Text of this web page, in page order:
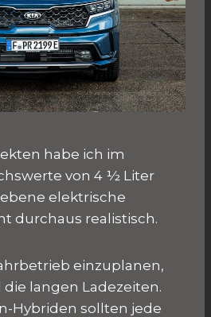
habe ich im
von 4 ½ Liter
elektrische
durchaus realistisch.
einzuplanen,
langen Ladezeiten.
Hybriden sollten jede